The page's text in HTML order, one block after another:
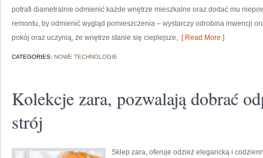
potrafi diametralnie odmienić każde wnętrze mieszkalne oraz dodać mu
remontu, by odmienić wygląd pomieszczenia – wystarczy odrobina inwencji
pokój oraz uczynią, że wnętrze stanie się cieplejsze, [ Read More ]
CATEGORIES: NOWE TECHNOLOGIE
Kolekcje zara, pozwalają dobrać
strój
Sklep zara, oferuje odzież elegancką i